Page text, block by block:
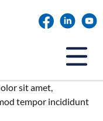
sit amet,
tempor incididunt